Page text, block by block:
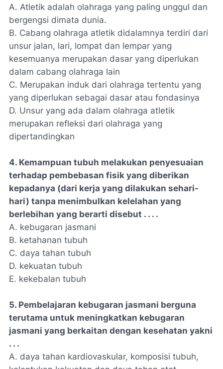
A. Atletik adalah olahraga yang paling unggul dan
bergengsi dimata dunia.
B. Cabang olahraga atletik didalamnya terdiri dari
unsur jalan, lari, lompat dan lempar yang
kesemuanya merupakan dasar yang diperlukan
dalam cabang olahraga lain
C. Merupakan induk dari olahraga tertentu yang
yang diperlukan sebagai dasar atau fondasinya
D. Unsur yang ada dalam olahraga atletik
merupakan refleksi dari olahraga yang
dipertandingkan
4. Kemampuan tubuh melakukan penyesuaian
terhadap pembebasan fisik yang diberikan
kepadanya (dari kerja yang dilakukan sehari-
hari) tanpa menimbulkan kelelahan yang
berlebihan yang berarti disebut . . . .
A. kebugaran jasmani
B. ketahanan tubuh
C. daya tahan tubuh
D. kekuatan tubuh
E. kekebalan tubuh
5. Pembelajaran kebugaran jasmani berguna
terutama untuk meningkatkan kebugaran
jasmani yang berkaitan dengan kesehatan yakni
. . .
A. daya tahan kardiovaskular, komposisi tubuh,